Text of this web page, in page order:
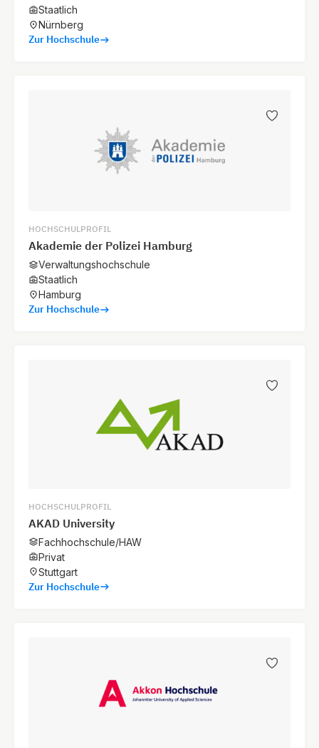
Staatlich
Nürnberg
Zur Hochschule
HOCHSCHULPROFIL
Akademie der Polizei Hamburg
Verwaltungshochschule
Staatlich
Hamburg
Zur Hochschule
HOCHSCHULPROFIL
AKAD University
Fachhochschule/HAW
Privat
Stuttgart
Zur Hochschule